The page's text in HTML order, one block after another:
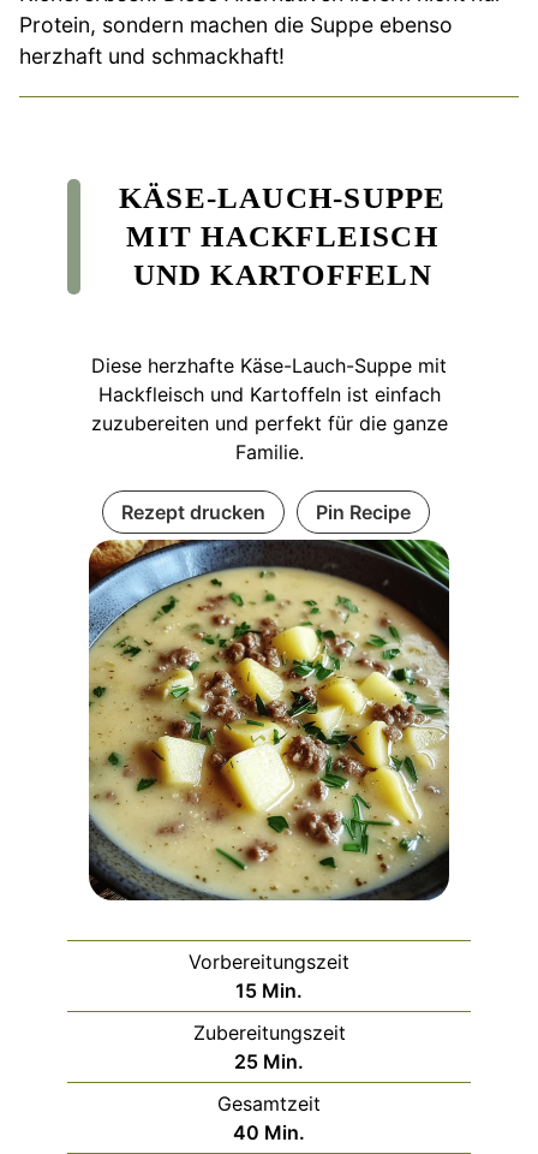
Protein, sondern machen die Suppe ebenso
herzhaft und schmackhaft!
KÄSE-LAUCH-SUPPE
MIT HACKFLEISCH
UND KARTOFFELN
Diese herzhafte Käse-Lauch-Suppe mit
Hackfleisch und Kartoffeln ist einfach
zuzubereiten und perfekt für die ganze
Familie.
Rezept drucken Pin Recipe
Vorbereitungszeit
15Minuten
Min.
Zubereitungszeit
25Minuten
Min.
Gesamtzeit
40 Minuten
Min.